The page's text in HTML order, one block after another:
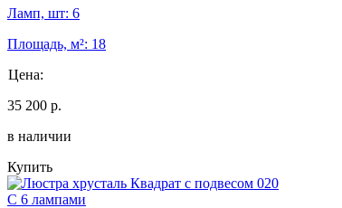
Ламп, шт: 6
Площадь, м²: 18
Цена:
35 200 р.
в наличии
Купить
С 6 лампами